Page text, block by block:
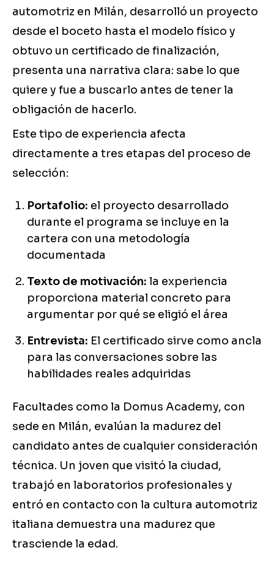
automotriz en Milán, desarrolló un proyecto
desde el boceto hasta el modelo físico y
obtuvo un certificado de finalización,
presenta una narrativa clara: sabe lo que
quiere y fue a buscarlo antes de tener la
obligación de hacerlo.
Este tipo de experiencia afecta
directamente a tres etapas del proceso de
selección:
Portafolio: el proyecto desarrollado
durante el programa se incluye en la
cartera con una metodología
documentada
Texto de motivación: la experiencia
proporciona material concreto para
argumentar por qué se eligió el área
Entrevista: El certificado sirve como ancla
para las conversaciones sobre las
habilidades reales adquiridas
Facultades como la Domus Academy, con
sede en Milán, evalúan la madurez del
candidato antes de cualquier consideración
técnica. Un joven que visitó la ciudad,
trabajó en laboratorios profesionales y
entró en contacto con la cultura automotriz
italiana demuestra una madurez que
trasciende la edad.